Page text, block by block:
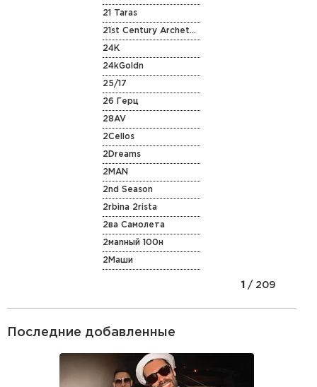
21 Taras
21st Century Archetype
24K
24kGoldn
25/17
26 Герц
28AV
2Cellos
2Dreams
2MAN
2nd Season
2rbina 2rista
2ва Самолета
2маnный 100н
2Маши
1 / 209
Последние добавленные